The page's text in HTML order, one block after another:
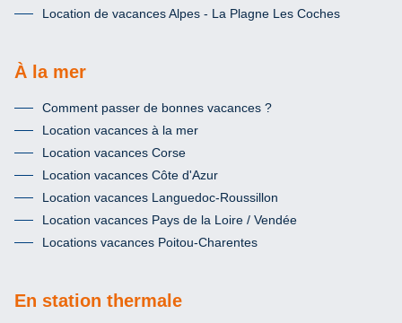
Location de vacances Alpes - La Plagne Les Coches
À la mer
Comment passer de bonnes vacances ?
Location vacances à la mer
Location vacances Corse
Location vacances Côte d'Azur
Location vacances Languedoc-Roussillon
Location vacances Pays de la Loire / Vendée
Locations vacances Poitou-Charentes
En station thermale